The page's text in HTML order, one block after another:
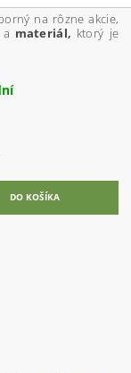
na rôzne akcie,
a materiál, ktorý je